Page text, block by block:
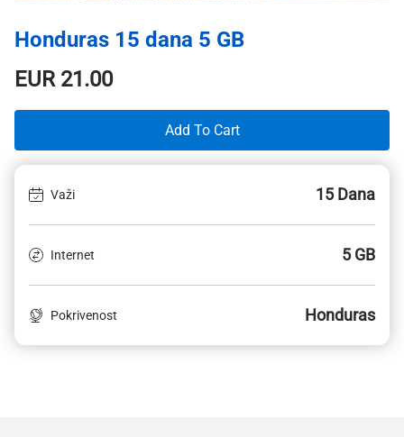
Honduras 15 dana 5 GB
EUR21.00
Add To Cart
Važi 15 Dana
Internet 5 GB
Pokrivenost Honduras